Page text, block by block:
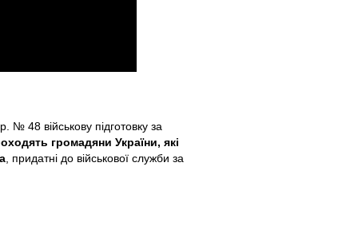
№ 48 військову підготовку за
громадяни України, які
, придатні до військової служби за